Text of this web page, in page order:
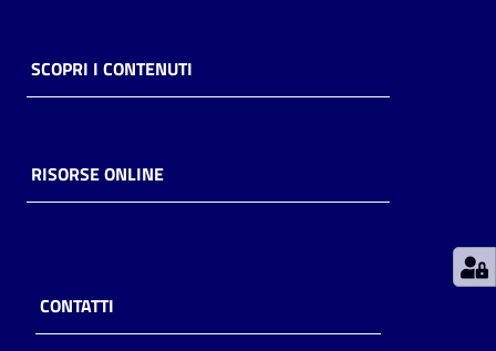
Casa
Piani
storico
per
SCOPRI I CONTENUTI
RISORSE ONLINE
CONTATTI